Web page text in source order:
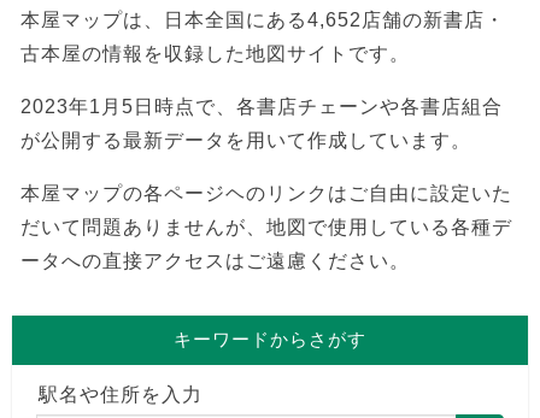
本屋マップは、日本全国にある4,652店舗の新書店・
古本屋の情報を収録した地図サイトです。
2023年1月5日時点で、各書店チェーンや各書店組合
が公開する最新データを用いて作成しています。
本屋マップの各ページヘのリンクはご自由に設定いた
だいて問題ありませんが、地図で使用している各種デ
ータへの直接アクセスはご遠慮ください。
キーワードからさがす
駅名や住所を入力